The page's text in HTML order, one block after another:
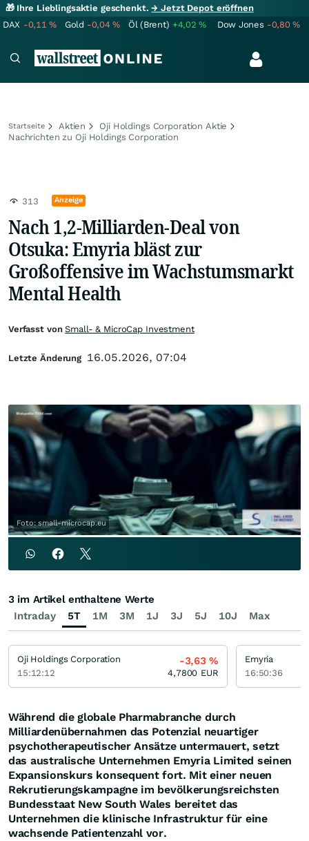
🎁 Ihre Lieblingsaktie geschenkt.→ Jetzt Depot eröffnen
DAX -0,11% Gold -0,04% Öl (Brent) +4,02% Dow Jones -0,80%
Startseite Aktien
Oji Holdings Corporation Aktie
Nachrichten zu Oji Holdings Corporation
313 Anzeige
Nach 1,2-Milliarden-Deal von
Otsuka: Emyria bläst zur
Großoffensive im Wachstumsmarkt
Mental Health
Foto: small-microcap.eu
Während die globale Pharmabranche durch
Milliardenübernahmen das Potenzial neuartiger
psychotherapeutischer Ansätze untermauert, setzt
das australische Unternehmen Emyria Limited seinen
Expansionskurs konsequent fort. Mit einer neuen
Rekrutierungskampagne im bevölkerungsreichsten
Bundesstaat New South Wales bereitet das
Unternehmen die klinische Infrastruktur für eine
wachsende Patientenzahl vor.
Verfasst vonSmall- & MicroCap Investment
Letzte Änderung 16.05.2026, 07:04
Intraday 5T 1M 3M 1J 3J 5J 10J Max
3 im Artikel enthaltene Werte
Oji Holdings Corporation
15:12:12
-3,63%
4,7800 EUR
Emyria
16:50:36